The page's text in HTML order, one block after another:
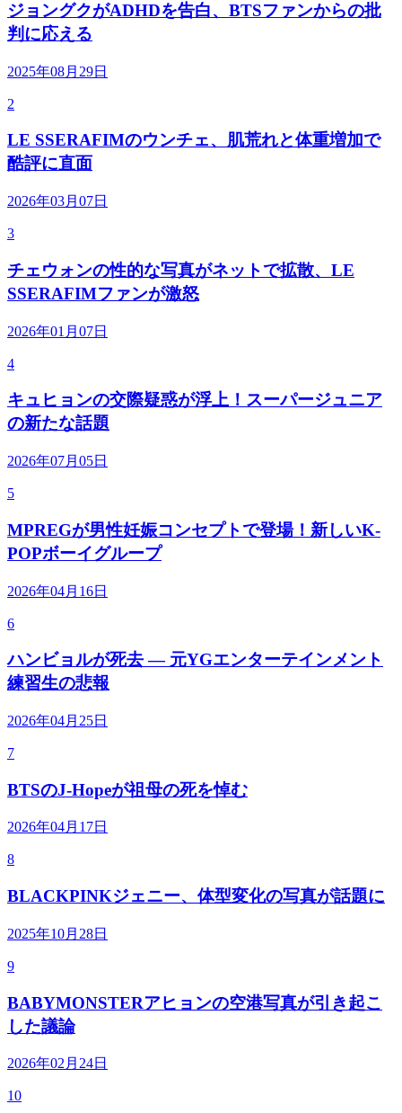
ジョングクがADHDを告白、BTSファンからの批
判に応える
2025年08月29日
2
LE SSERAFIMのウンチェ、肌荒れと体重増加で
酷評に直面
2026年03月07日
3
チェウォンの性的な写真がネットで拡散、LE
SSERAFIMファンが激怒
2026年01月07日
4
キュヒョンの交際疑惑が浮上！スーパージュニア
の新たな話題
2026年07月05日
5
MPREGが男性妊娠コンセプトで登場！新しいK-
POPボーイグループ
2026年04月16日
6
ハンビョルが死去 — 元YGエンターテインメント
練習生の悲報
2026年04月25日
7
BTSのJ-Hopeが祖母の死を悼む
2026年04月17日
8
BLACKPINKジェニー、体型変化の写真が話題に
2025年10月28日
9
BABYMONSTERアヒョンの空港写真が引き起こ
した議論
2026年02月24日
10